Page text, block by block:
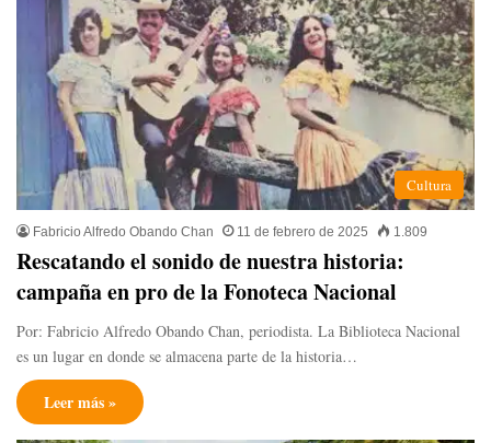
Cultura
Fabricio Alfredo Obando Chan 11 de febrero de 2025 1.809
Rescatando el sonido de nuestra historia:
campaña en pro de la Fonoteca Nacional
Por: Fabricio Alfredo Obando Chan, periodista. La Biblioteca Nacional
es un lugar en donde se almacena parte de la historia…
Leer más »